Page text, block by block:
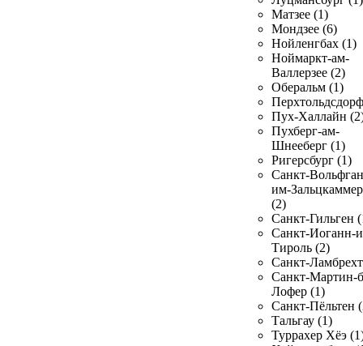
Матзее (1)
Мондзее (6)
Нойленгбах (1)
Ноймаркт-ам-
Валлерзее (2)
Оберальм (1)
Пух-Халлайн
Пухберг-ам-
Шнееберг (1)
Ригерсбург (1)
Санкт-
им-
(2)
Санкт-Гильген
Санкт-Иоганн-
Тироль (2)
Санкт-
Санкт-Мартин-
Лофер (1)
Санкт-Пёльтен
Тальгау (1)
Туррахер Хёэ